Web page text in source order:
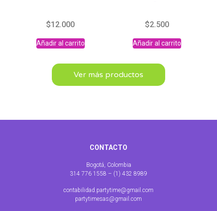
$12.000
Añadir al carrito
$2.500
Añadir al carrito
Ver más productos
CONTACTO
Bogotá, Colombia
314 776 1558 – (1) 432 8989
contabilidad.partytime@gmail.com
partytimesas@gmail.com